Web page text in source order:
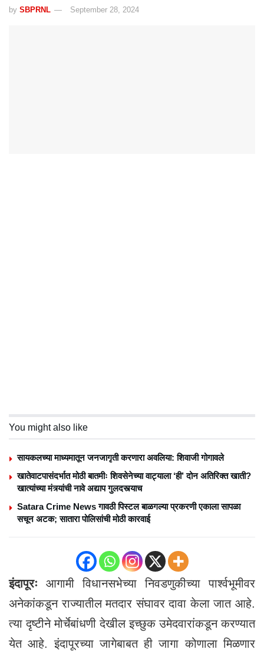
by SBPRNL September 28, 2024
You might also like
सायकलच्या माध्यमातून जनजागृती करणारा अवलिया: शिवाजी गोगावले
खातेवाटपासंदर्भात मोठी बातमीः शिवसेनेच्या वाट्याला ‘ही’ दोन अतिरिक्त खाती?
खात्यांच्या मंत्र्यांची नावे अद्याप गुलदस्त्याच
Satara Crime News गावठी पिस्टल बाळगल्या प्रकरणी एकाला सापळा
सचून अटक; सातारा पोलिसांची मोठी कारवाई
इंदापूरः आगामी विधानसभेच्या निवडणुकीच्या पार्श्वभूमीवर
अनेकांकडून राज्यातील मतदार संघावर दावा केला जात आहे.
त्या दृष्टीने मोर्चेबांधणी देखील इच्छुक उमेदवारांकडून करण्यात
येत आहे. इंदापूरच्या जागेबाबत ही जागा कोणाला मिळणार